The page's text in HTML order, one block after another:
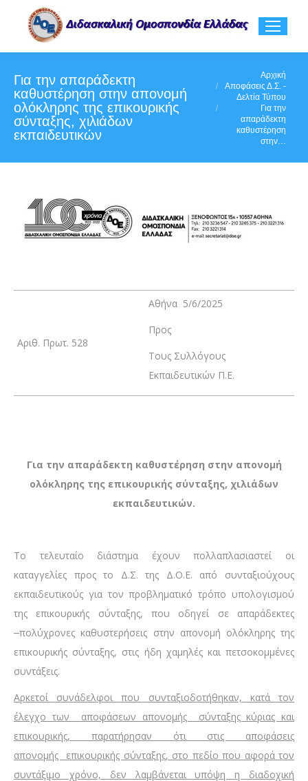
Για την απαράδεκτη
καθυστέρηση στην απονομή
ολόκληρης της επικουρικής
σύνταξης, χιλιάδων
εκπαιδευτικών
You are here:Αρχική
Αποφάσεις Δ.Σ. -
Δελτία Τύπου
Για την
απαράδεκτη
καθυστέρηση
στην…
Αριθ. Πρωτ. 528
Αθήνα 5/6/2025
Προς
Τους Συλλόγους
Εκπαιδευτικών Π.Ε.
Για την απαράδεκτη καθυστέρηση στην απονομή
ολόκληρης της επικουρικής σύνταξης, χιλιάδων
εκπαιδευτικών.
Το τελευταίο διάστημα έχουν πολλαπλασιαστεί οι
καταγγελίες προς το Δ.Σ. της Δ.Ο.Ε. από συνταξιούχους
εκπαιδευτικούς για τον προβληματικό τρόπο υπολογισμού
της επικουρικής σύνταξης, που οδηγεί σε απαράδεκτες
πολύχρονες καθυστερήσεις στην απονομή ολόκληρης της
επικουρικής σύνταξης, στις ήδη χαμηλές και πετσοκομμένες
συντάξεις.
Αρκετοί συνάδελφοι που συνταξιοδοτήθηκαν, κατά τον
έλεγχο των αποφάσεων απονομής σύνταξης κύριας και
επικουρικής, παρατήρησαν ότι στις αποφάσεις
απονομής επικουρικής σύνταξης, στο πεδίο που αφορά τον
συντάξιμο χρόνο, δεν λαμβάνεται υπόψη η διαδοχική